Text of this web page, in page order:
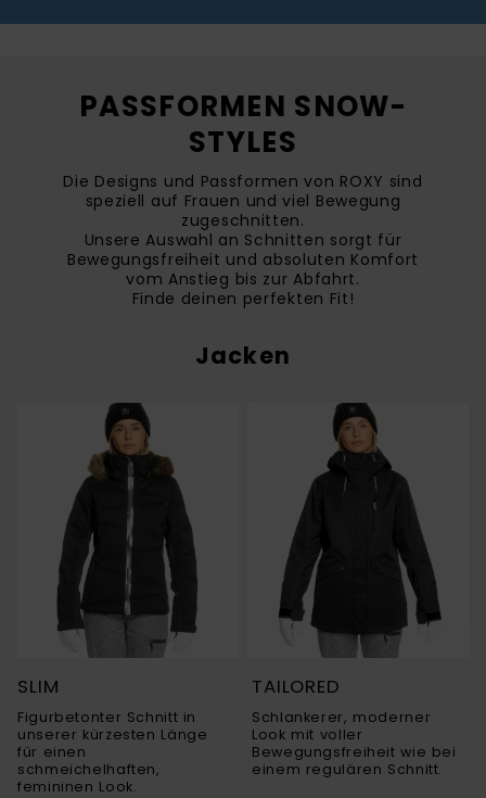
PASSFORMEN SNOW-
STYLES
Die Designs und Passformen von ROXY sind
speziell auf Frauen und viel Bewegung
zugeschnitten.
Unsere Auswahl an Schnitten sorgt für
Bewegungsfreiheit und absoluten Komfort
vom Anstieg bis zur Abfahrt.
Finde deinen perfekten Fit!
Jacken
SLIM
Figurbetonter Schnitt in
unserer kürzesten Länge
für einen
schmeichelhaften,
femininen Look.
TAILORED
Schlankerer, moderner
Look mit voller
Bewegungsfreiheit wie bei
einem regulären Schnitt.